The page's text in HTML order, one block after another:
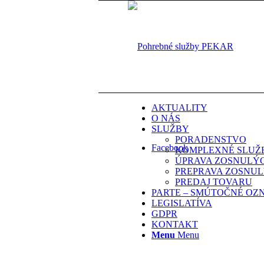
Facebook
AKTUALITY
O NÁS
SLUŽBY
PORADENSTVO
KOMPLEXNÉ
ÚPRAVA
PREPRAVA
PREDAJ TOVARU
PARTE – SMÚTOČNÉ
LEGISLATÍVA
GDPR
KONTAKT
Menu Menu